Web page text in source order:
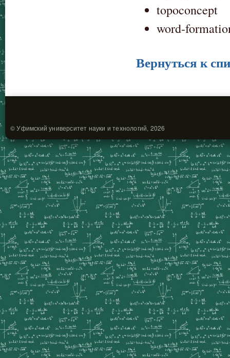
topoconcept
word-
Вернуться к
© Уфимский университет науки и технологий, 2026